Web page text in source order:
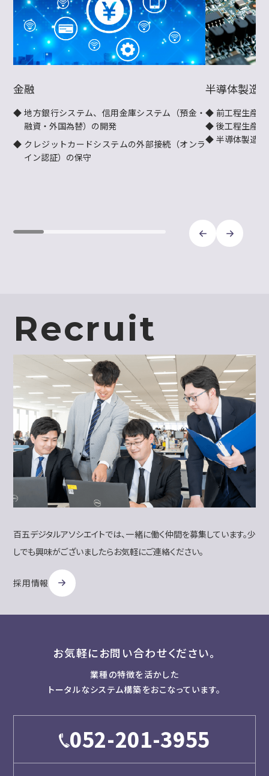
金融
地方銀行システム、信用金庫システム（預金・
融資・外国為替）の開発
クレジットカードシステムの外部接続（オンラ
イン認証）の保守
半導体製造
前工程生産管
後工程生産管
半導体製造周
Recruit
百五デジタルアソシエイトでは、一緒に働く仲間を募集しています。少
しでも興味がございましたらお気軽にご連絡ください。
採用情報
お気軽にお問い合わせください。
業種の特徴を活かした
トータルなシステム構築をおこなっています。
052-201-3955